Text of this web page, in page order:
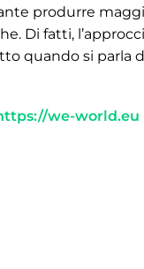
produrre
Di fatti,
quando si parla
we-world.eu